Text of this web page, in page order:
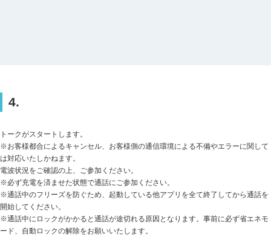
4.
トークがスタートします。
※お客様都合によるキャンセル、お客様側の通信環境による不備やエラーに関して
は対応いたしかねます。
電波状況をご確認の上、ご参加ください。
※必ず充電を済ませた状態で通話にご参加ください。
※通話中のフリーズを防ぐため、起動している他アプリを全て終了してから通話を
開始してください。
※通話中にロックがかかると通話が途切れる原因となります。事前に必ず省エネモ
ード、自動ロックの解除をお願いいたします。